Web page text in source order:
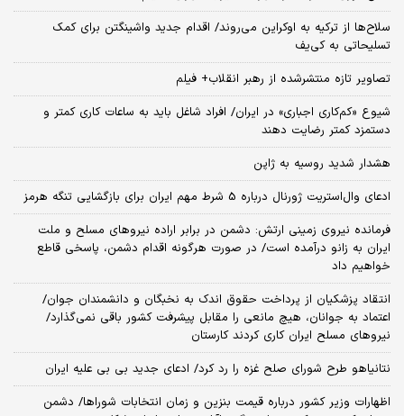
سلاح‌ها از ترکیه به اوکراین می‌روند/ اقدام جدید واشینگتن برای کمک
تسلیحاتی به کی‌یف
تصاویر تازه منتشرشده از رهبر انقلاب+ فیلم
شیوع «کم‌کاری اجباری» در ایران/ افراد شاغل باید به ساعات کاری کمتر و
دستمزد کمتر رضایت دهند
هشدار شدید روسیه به ژاپن
ادعای وال‌استریت ژورنال درباره 5 شرط مهم ایران برای بازگشایی تنگه هرمز
فرمانده نیروی زمینی ارتش: دشمن در برابر اراده نیروهای مسلح و ملت
ایران به زانو درآمده است/ در صورت هرگونه اقدام دشمن، پاسخی قاطع
خواهیم داد
انتقاد پزشکیان از پرداخت حقوق اندک به نخبگان و دانشمندان جوان/
اعتماد به جوانان، هیچ مانعی را مقابل پیشرفت کشور باقی نمی‌گذارد/
نیروهای مسلح ایران کاری کردند کارستان
نتانیاهو طرح شورای صلح غزه را رد کرد/ ادعای جدید بی بی علیه ایران
اظهارات وزیر کشور درباره قیمت بنزین و زمان انتخابات شوراها/ دشمن